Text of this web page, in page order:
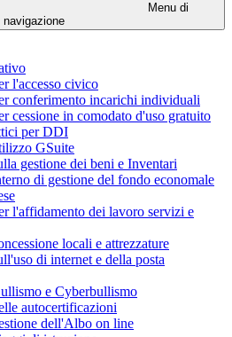
Menu di
navigazione
l'accesso civico
conferimento incarichi individuali
cessione in comodato d'uso gratuito
per DDI
GSuite
gestione dei beni e Inventari
di gestione del fondo economale
l'affidamento dei lavoro servizi e
locali e attrezzature
di internet e della posta
e Cyberbullismo
autocertificazioni
dell'Albo on line